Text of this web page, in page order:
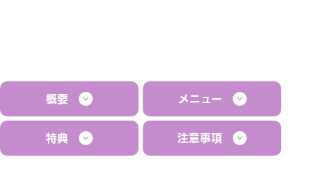
概要 メニュー
特典 注意事項